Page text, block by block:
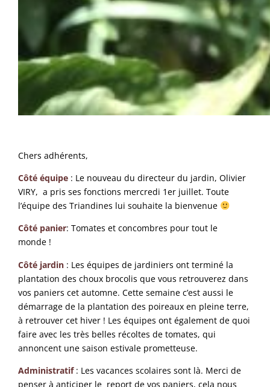
Chers adhérents,
Côté équipe : Le nouveau du directeur du jardin, Olivier
VIRY, a pris ses fonctions mercredi 1er juillet. Toute
l’équipe des Triandines lui souhaite la bienvenue
Côté panier: Tomates et concombres pour tout le
monde !
Côté jardin : Les équipes de jardiniers ont terminé la
plantation des choux brocolis que vous retrouverez dans
vos paniers cet automne. Cette semaine c’est aussi le
démarrage de la plantation des poireaux en pleine terre,
à retrouver cet hiver ! Les équipes ont également de quoi
faire avec les très belles récoltes de tomates, qui
annoncent une saison estivale prometteuse.
Administratif: Les vacances scolaires sont là. Merci de
penser à anticiper le report de vos paniers, cela nous